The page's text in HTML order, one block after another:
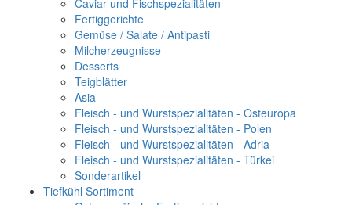
Caviar und Fischspezialitäten
Fertiggerichte
Gemüse / Salate / Antipasti
Milcherzeugnisse
Desserts
Teigblätter
Asia
Fleisch - und Wurstspezialitäten - Osteuropa
Fleisch - und Wurstspezialitäten - Polen
Fleisch - und Wurstspezialitäten - Adria
Fleisch - und Wurstspezialitäten - Türkei
Sonderartikel
Tiefkühl Sortiment